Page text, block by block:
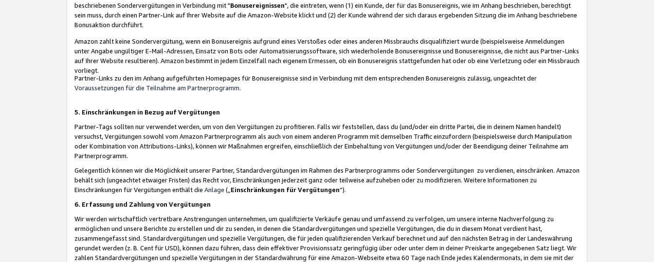
beschriebenen Sondervergütungen in Verbindung mit "Bonusereignissen", die eintreten, wenn (1) ein Kunde, der für das Bonusereignis, wie im Anhang beschrieben, berechtigt
sein muss, durch einen Partner-Link auf Ihrer Website auf die Amazon-Website klickt und (2) der Kunde während der sich daraus ergebenden Sitzung die im Anhang beschriebene
Bonusaktion durchführt.
Amazon zahlt keine Sondervergütung, wenn ein Bonusereignis aufgrund eines Verstoßes oder eines anderen Missbrauchs disqualifiziert wurde (beispielsweise Anmeldungen
unter Angabe ungültiger E-Mail-Adressen, Einsatz von Bots oder Automatisierungssoftware, sich wiederholende Bonusereignisse und Bonusereignisse, die nicht aus Partner-Links
auf Ihrer Website resultieren). Amazon bestimmt in jedem Einzelfall nach eigenem Ermessen, ob ein Bonusereignis stattgefunden hat oder ob eine Verletzung oder ein Missbrauch
vorliegt.
Partner-Links zu den im Anhang aufgeführten Homepages für Bonusereignisse sind in Verbindung mit dem entsprechenden Bonusereignis zulässig, ungeachtet der
Voraussetzungen für die Teilnahme am Partnerprogramm.
5. Einschränkungen in Bezug auf Vergütungen
Partner-Tags sollten nur verwendet werden, um von den Vergütungen zu profitieren. Falls wir feststellen, dass du (und/oder ein dritte Partei, die in deinem Namen handelt)
versuchst, Vergütungen sowohl vom Amazon Partnerprogramm als auch von einem anderen Programm mit demselben Traffic einzufordern (beispielsweise durch Manipulation
oder Kombination von Attributions-Links), können wir Maßnahmen ergreifen, einschließlich der Einbehaltung von Vergütungen und/oder der Beendigung deiner Teilnahme am
Partnerprogramm.
Gelegentlich können wir die Möglichkeit unserer Partner, Standardvergütungen im Rahmen des Partnerprogramms oder Sondervergütungen zu verdienen, einschränken. Amazon
behält sich (ungeachtet etwaiger Fristen) das Recht vor, Einschränkungen jederzeit ganz oder teilweise aufzuheben oder zu modifizieren. Weitere Informationen zu
Einschränkungen für Vergütungen enthält die Anlage („ Einschränkungen für Vergütungen“).
6. Erfassung und Zahlung von Vergütungen
Wir werden wirtschaftlich vertretbare Anstrengungen unternehmen, um qualifizierte Verkäufe genau und umfassend zu verfolgen, um unsere interne Nachverfolgung zu
ermöglichen und unsere Berichte zu erstellen und dir zu senden, in denen die Standardvergütungen und spezielle Vergütungen, die du in diesem Monat verdient hast,
zusammengefasst sind. Standardvergütungen und spezielle Vergütungen, die für jeden qualifizierenden Verkauf berechnet und auf den nächsten Betrag in der Landeswährung
gerundet werden (z. B. Cent für USD), können dazu führen, dass dein effektiver Provisionssatz geringfügig über oder unter dem in deiner Preiskarte angegebenen Satz liegt. Wir
zahlen Standardvergütungen und spezielle Vergütungen in der Standardwährung für eine Amazon-Webseite etwa 60 Tage nach Ende jedes Kalendermonats, in dem sie mit der